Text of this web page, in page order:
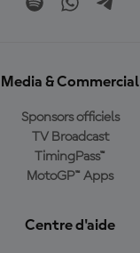
Media & Commercial
Sponsors officiels
TV Broadcast
TimingPass™
MotoGP™ Apps
Centre d'aide